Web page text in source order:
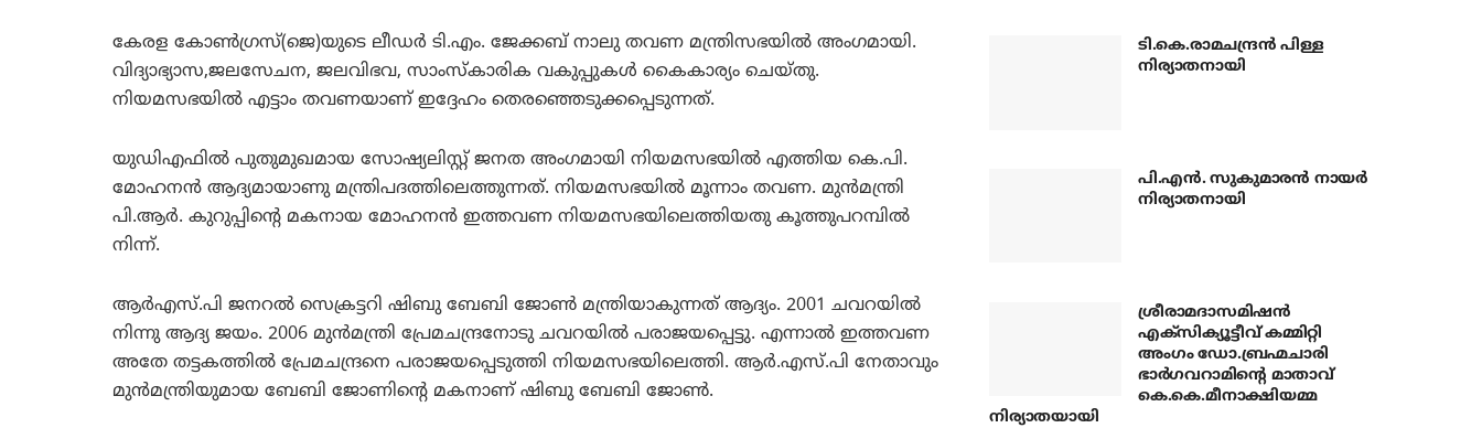
കേരള കോണ്‍ഗ്രസ്(ജെ)യുടെ ലീഡര്‍ ടി.എം. ജേക്കബ് നാലു തവണ മന്ത്രിസഭയില്‍ അംഗമായി.
വിദ്യാഭ്യാസ,ജലസേചന, ജലവിഭവ, സാംസ്കാരിക വകുപ്പുകള്‍ കൈകാര്യം ചെയ്തു.
നിയമസഭയില്‍ എട്ടാം തവണയാണ് ഇദ്ദേഹം തെരഞ്ഞെടുക്കപ്പെടുന്നത്.
യുഡിഎഫില്‍ പുതുമുഖമായ സോഷ്യലിസ്റ്റ് ജനത അംഗമായി നിയമസഭയില്‍ എത്തിയ കെ.പി.
മോഹനന്‍ ആദ്യമായാണു മന്ത്രിപദത്തിലെത്തുന്നത്. നിയമസഭയില്‍ മൂന്നാം തവണ. മുന്‍മന്ത്രി
പി.ആര്‍. കുറുപ്പിന്റെ മകനായ മോഹനന്‍ ഇത്തവണ നിയമസഭയിലെത്തിയതു കൂത്തുപറമ്പില്‍
നിന്ന്.
ആര്‍എസ്.പി ജനറല്‍ സെക്രട്ടറി ഷിബു ബേബി ജോണ്‍ മന്ത്രിയാകുന്നത് ആദ്യം. 2001 ചവറയില്‍
നിന്നു ആദ്യ ജയം. 2006 മുന്‍മന്ത്രി പ്രേമചന്ദ്രനോടു ചവറയില്‍ പരാജയപ്പെട്ടു. എന്നാല്‍ ഇത്തവണ
അതേ തട്ടകത്തില്‍ പ്രേമചന്ദ്രനെ പരാജയപ്പെടുത്തി നിയമസഭയിലെത്തി. ആര്‍.എസ്.പി നേതാവും
മുന്‍മന്ത്രിയുമായ ബേബി ജോണിന്റെ മകനാണ് ഷിബു ബേബി ജോണ്‍‍.
ടി.കെ.രാമചന്ദ്രന്‍ പിള്ള
നിര്യാതനായി
പി.എന്‍. സുകുമാരന്‍ നായര്‍
നിര്യാതനായി
ശ്രീരാമദാസമിഷന്‍
എക്‌സിക്യൂട്ടീവ് കമ്മിറ്റി
അംഗം ഡോ.ബ്രഹ്മചാരി
ഭാര്‍ഗവറാമിന്റെ മാതാവ്
കെ.കെ.മീനാക്ഷിയമ്മ
നിര്യാതയായി